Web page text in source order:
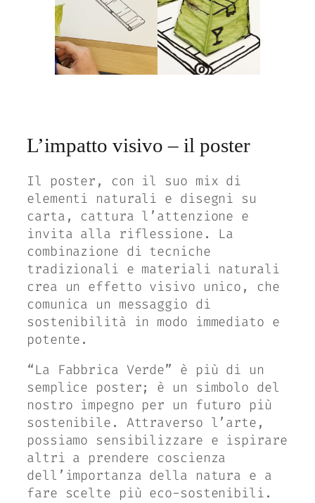
L’impatto visivo – il poster
Il poster, con il suo mix di
elementi naturali e disegni su
carta, cattura l’attenzione e
invita alla riflessione. La
combinazione di tecniche
tradizionali e materiali naturali
crea un effetto visivo unico, che
comunica un messaggio di
sostenibilità in modo immediato e
potente.
“La Fabbrica Verde” è più di un
semplice poster; è un simbolo del
nostro impegno per un futuro più
sostenibile. Attraverso l’arte,
possiamo sensibilizzare e ispirare
altri a prendere coscienza
dell’importanza della natura e a
fare scelte più eco-sostenibili.